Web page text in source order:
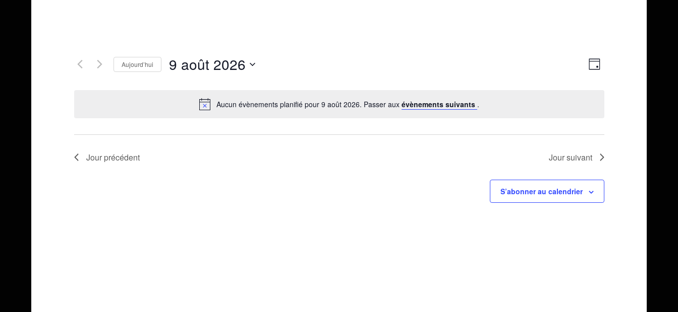
Aucun évènements planifié pour 9 août 2026. Passer aux évènements suivants .
Navigation
Navigation
Jour
Aujourd’hui 9 août 2026
Jour précédent Jour suivant
S’abonner au calendrier